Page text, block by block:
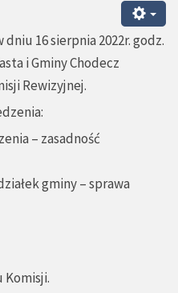
16 sierpnia 2022r. godz.
i Gminy Chodecz
Rewizyjnej.
– zasadność
gminy – sprawa
Komisji.